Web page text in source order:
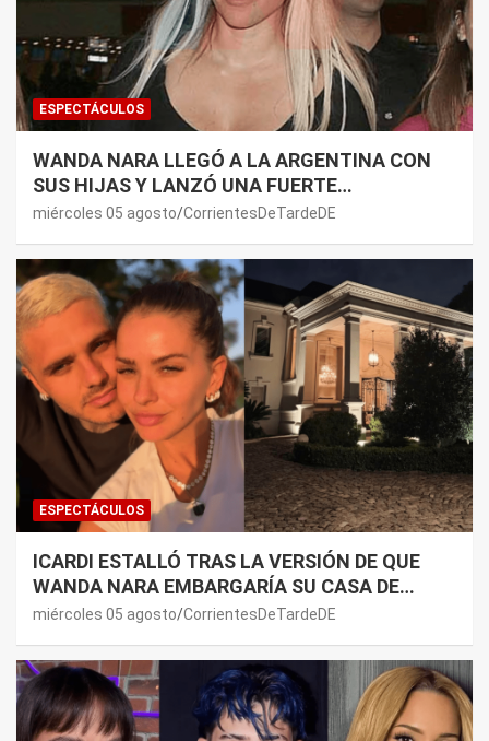
ESPECTÁCULOS
WANDA NARA LLEGÓ A LA ARGENTINA CON
SUS HIJAS Y LANZÓ UNA FUERTE
PREMONICIÓN SOBRE MAURO ICARDI
miércoles 05 agosto CorrientesDeTardeDE
ESPECTÁCULOS
ICARDI ESTALLÓ TRAS LA VERSIÓN DE QUE
WANDA NARA EMBARGARÍA SU CASA DE
NORDELTA: “NECESITAN RASCAR DE ALGÚN
miércoles 05 agosto CorrientesDeTardeDE